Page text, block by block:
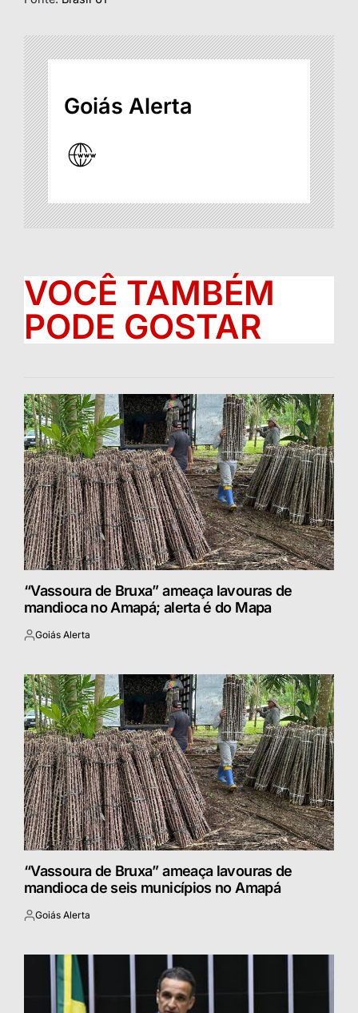
Goiás Alerta
VOCÊ TAMBÉM
PODE GOSTAR
“Vassoura de Bruxa” ameaça lavouras de
mandioca no Amapá; alerta é do Mapa
Postado
Goiás Alerta
“Vassoura de Bruxa” ameaça lavouras de
mandioca de seis municípios no Amapá
Postado
Goiás Alerta